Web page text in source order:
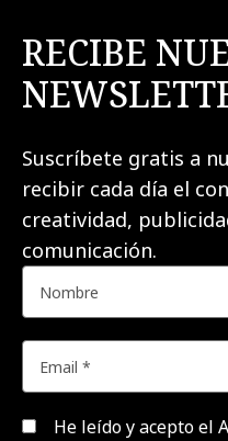
RECIBE
Suscríbete gratis a
recibir cada día el
creatividad,
comunicación.
He leído y acepto el